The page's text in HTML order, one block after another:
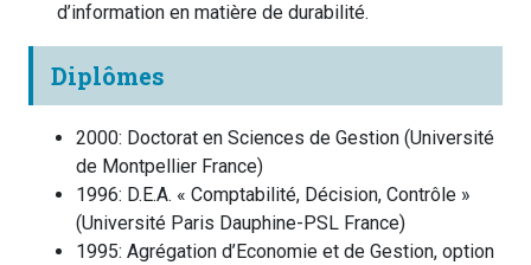
d’information en matière de durabilité.
Diplômes
2000: Doctorat en Sciences de Gestion (Université
de Montpellier France)
1996: D.E.A. « Comptabilité, Décision, Contrôle »
(Université Paris Dauphine-PSL France)
1995: Agrégation d’Economie et de Gestion, option